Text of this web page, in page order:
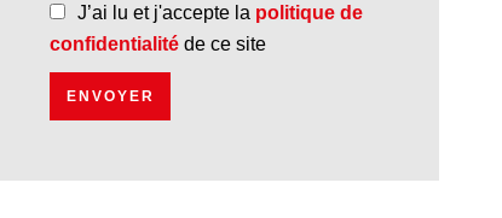
J’ai lu et j'accepte la politique de
confidentialité de ce site
ENVOYER